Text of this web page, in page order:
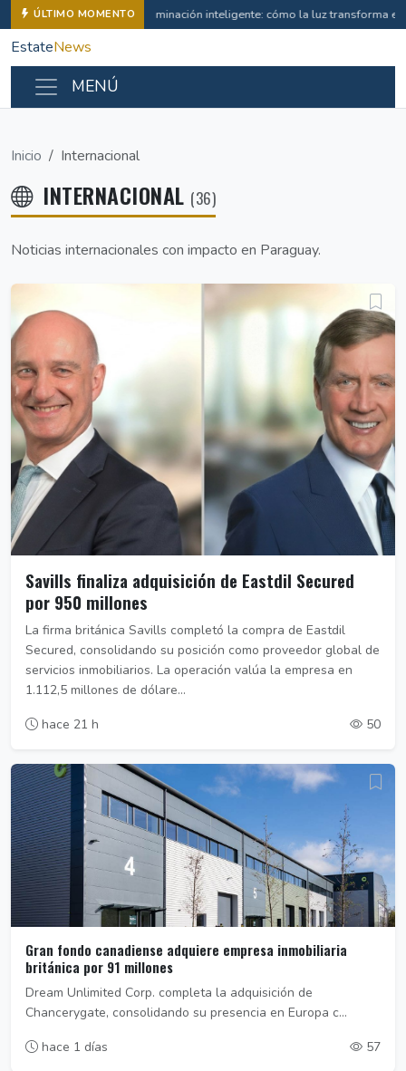
ÚLTIMO MOMENTO Iluminación inteligente: cómo la luz transforma
EstateNews
MENÚ
Inicio Internacional
INTERNACIONAL (36)
Noticias internacionales con impacto en Paraguay.
Savills finaliza adquisición de Eastdil Secured
por 950 millones
La firma británica Savills completó la compra de Eastdil
Secured, consolidando su posición como proveedor global de
servicios inmobiliarios. La operación valúa la empresa en
1.112,5 millones de dólare...
hace 21 h
50
Gran fondo canadiense adquiere empresa inmobiliaria
británica por 91 millones
Dream Unlimited Corp. completa la adquisición de
Chancerygate, consolidando su presencia en Europa c...
hace 1 días
57